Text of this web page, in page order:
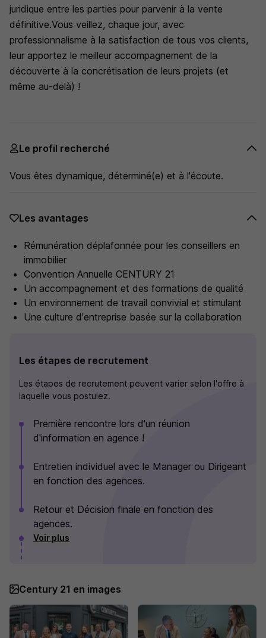
juridique entre les parties pour parvenir à la vente
définitive.Vous veillez, chaque jour, avec
professionnalisme à la satisfaction de tous vos clients,
leur apportez le meilleur accompagnement de la
découverte à la concrétisation de leurs projets (et
même au-delà) !
Le profil recherché
Vous êtes dynamique, déterminé(e) et à l'écoute.
Les avantages
Rémunération déplafonnée pour les conseillers en
immobilier
Convention Annuelle CENTURY 21
Un accompagnement et des formations de qualité
Un environnement de travail convivial et stimulant
Une culture d'entreprise basée sur la collaboration
Les étapes de recrutement
Les étapes de recrutement peuvent varier selon l'offre à
laquelle vous postulez.
Première rencontre lors d'un réunion
d'information en agence !
Entretien individuel avec le Manager ou Dirigeant
en fonction des agences.
Retour et Décision finale en fonction des
agences.
Voir plus
Century 21 en images